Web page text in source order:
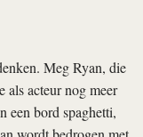
Meg Ryan, die
acteur nog meer
een bord spaghetti,